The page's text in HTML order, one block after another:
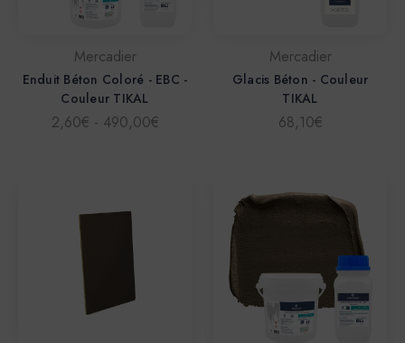
Mercadier
Enduit Béton Coloré - EBC -
Couleur TIKAL
2,60€ - 490,00€
Mercadier
Glacis Béton - Couleur
TIKAL
68,10€